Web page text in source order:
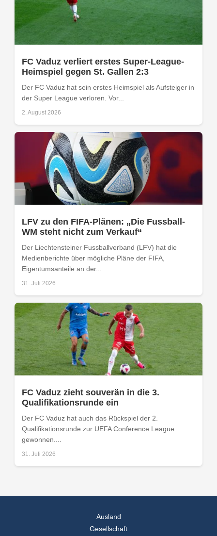
FC Vaduz verliert erstes Super-League-
Heimspiel gegen St. Gallen 2:3
Der FC Vaduz hat sein erstes Heimspiel als Aufsteiger in
der Super League verloren. Vor...
2. August 2026
LFV zu den FIFA-Plänen: „Die Fussball-
WM steht nicht zum Verkauf“
Der Liechtensteiner Fussballverband (LFV) hat die
Medienberichte über mögliche Pläne der FIFA,
Eigentumsanteile an der...
31. Juli 2026
FC Vaduz zieht souverän in die 3.
Qualifikationsrunde ein
Der FC Vaduz hat auch das Rückspiel der 2.
Qualifikationsrunde zur UEFA Conference League
gewonnen....
31. Juli 2026
Ausland
Gesellschaft